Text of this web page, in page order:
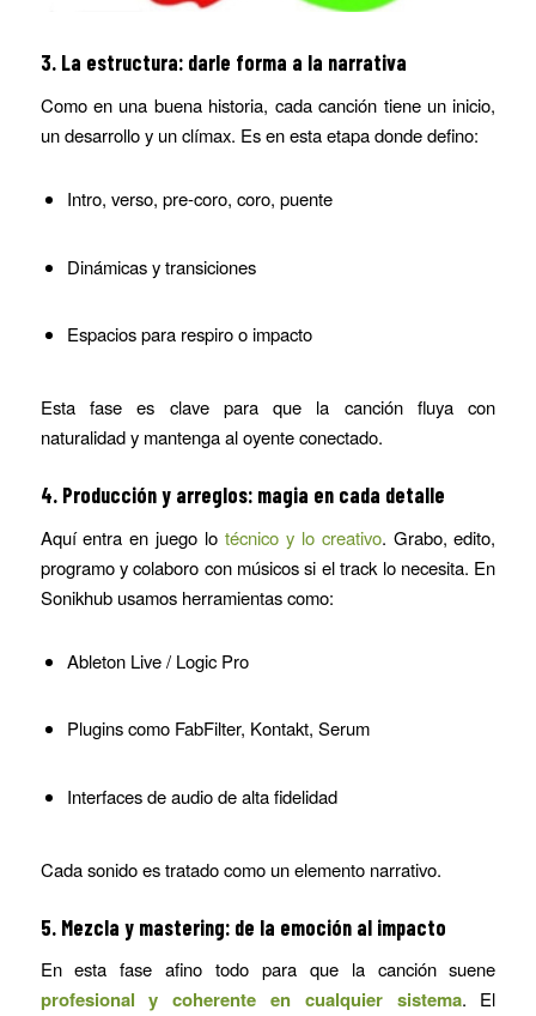
3. La estructura: darle forma a la narrativa
Como en una buena historia, cada canción tiene un inicio,
un desarrollo y un clímax. Es en esta etapa donde defino:
Intro, verso, pre-coro, coro, puente
Dinámicas y transiciones
Espacios para respiro o impacto
Esta fase es clave para que la canción fluya con
naturalidad y mantenga al oyente conectado.
4. Producción y arreglos: magia en cada detalle
Aquí entra en juego lo técnico y lo creativo. Grabo, edito,
programo y colaboro con músicos si el track lo necesita. En
Sonikhub usamos herramientas como:
Ableton Live / Logic Pro
Plugins como FabFilter, Kontakt, Serum
Interfaces de audio de alta fidelidad
Cada sonido es tratado como un elemento narrativo.
5. Mezcla y mastering: de la emoción al impacto
En esta fase afino todo para que la canción suene
profesional y coherente en cualquier sistema. El